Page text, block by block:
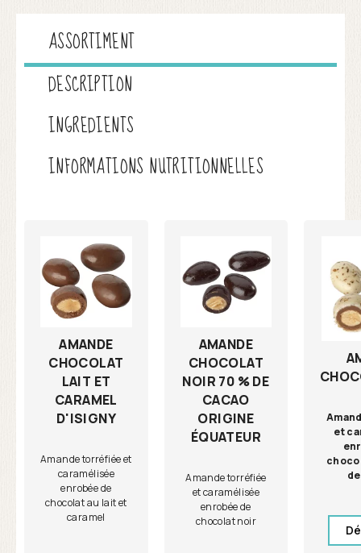
ASSORTIMENT
DESCRIPTION
INGREDIENTS
INFORMATIONS NUTRITIONNELLES
AMANDE
CHOCOLAT
LAIT ET
CARAMEL
D'ISIGNY
Amande torréfiée et
caramélisée
enrobée de
chocolat au lait et
caramel
AMANDE
CHOCOLAT
NOIR 70 % DE
CACAO
ORIGINE
ÉQUATEUR
Amande torréfiée
et caramélisée
enrobée de
chocolat noir
et